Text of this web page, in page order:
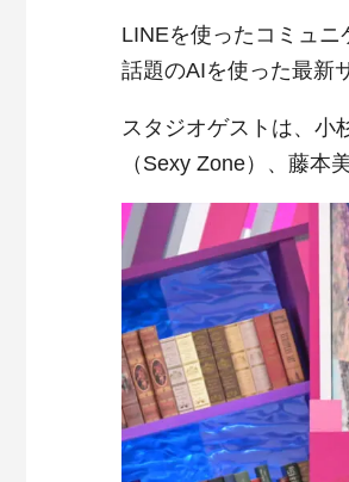
LINEを使ったコミュ
話題のAIを使った最新
スタジオゲストは、小
（Sexy Zone）、藤本